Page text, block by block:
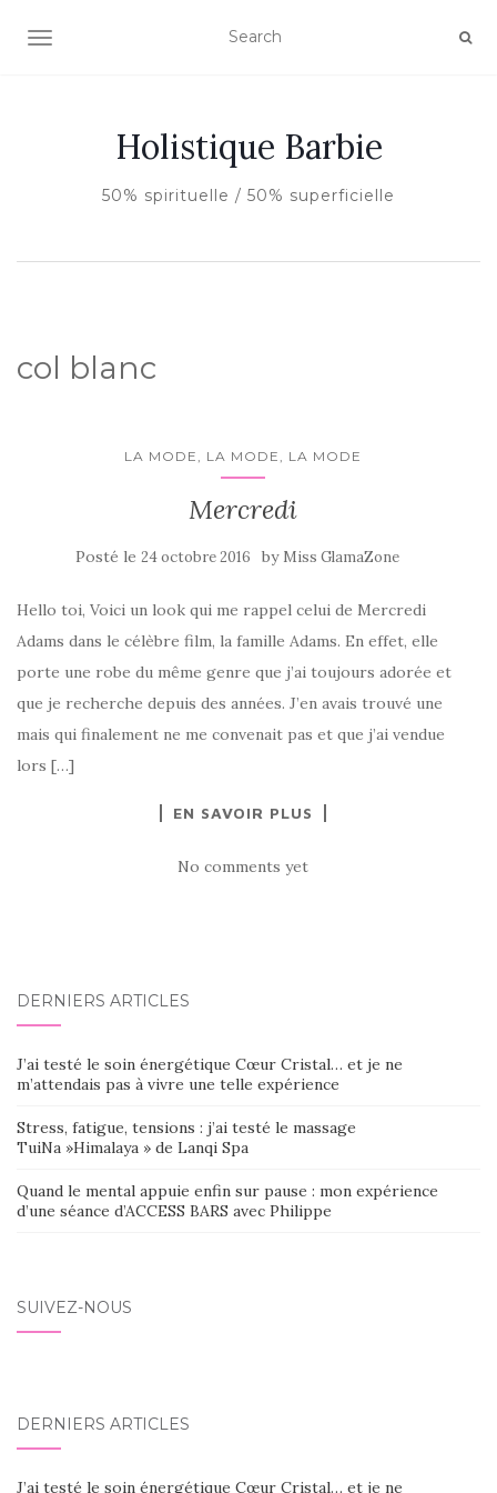
AFFICHER/MASQUER LA NAVIGATION
Holistique Barbie
50% spirituelle / 50% superficielle
col blanc
LA MODE, LA MODE, LA MODE
Mercredi
Posté le 24 octobre 2016 by Miss GlamaZone
Hello toi, Voici un look qui me rappel celui de Mercredi
Adams dans le célèbre film, la famille Adams. En effet, elle
porte une robe du même genre que j’ai toujours adorée et
que je recherche depuis des années. J’en avais trouvé une
mais qui finalement ne me convenait pas et que j’ai vendue
lors […]
EN SAVOIR PLUS
No comments yet
DERNIERS ARTICLES
J’ai testé le soin énergétique Cœur Cristal… et je ne
m’attendais pas à vivre une telle expérience
Stress, fatigue, tensions : j’ai testé le massage
TuiNa »Himalaya » de Lanqi Spa
Quand le mental appuie enfin sur pause : mon expérience
d’une séance d’ACCESS BARS avec Philippe
SUIVEZ-NOUS
DERNIERS ARTICLES
J’ai testé le soin énergétique Cœur Cristal… et je ne